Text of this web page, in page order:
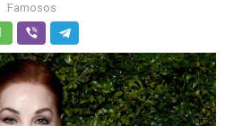
Famosos